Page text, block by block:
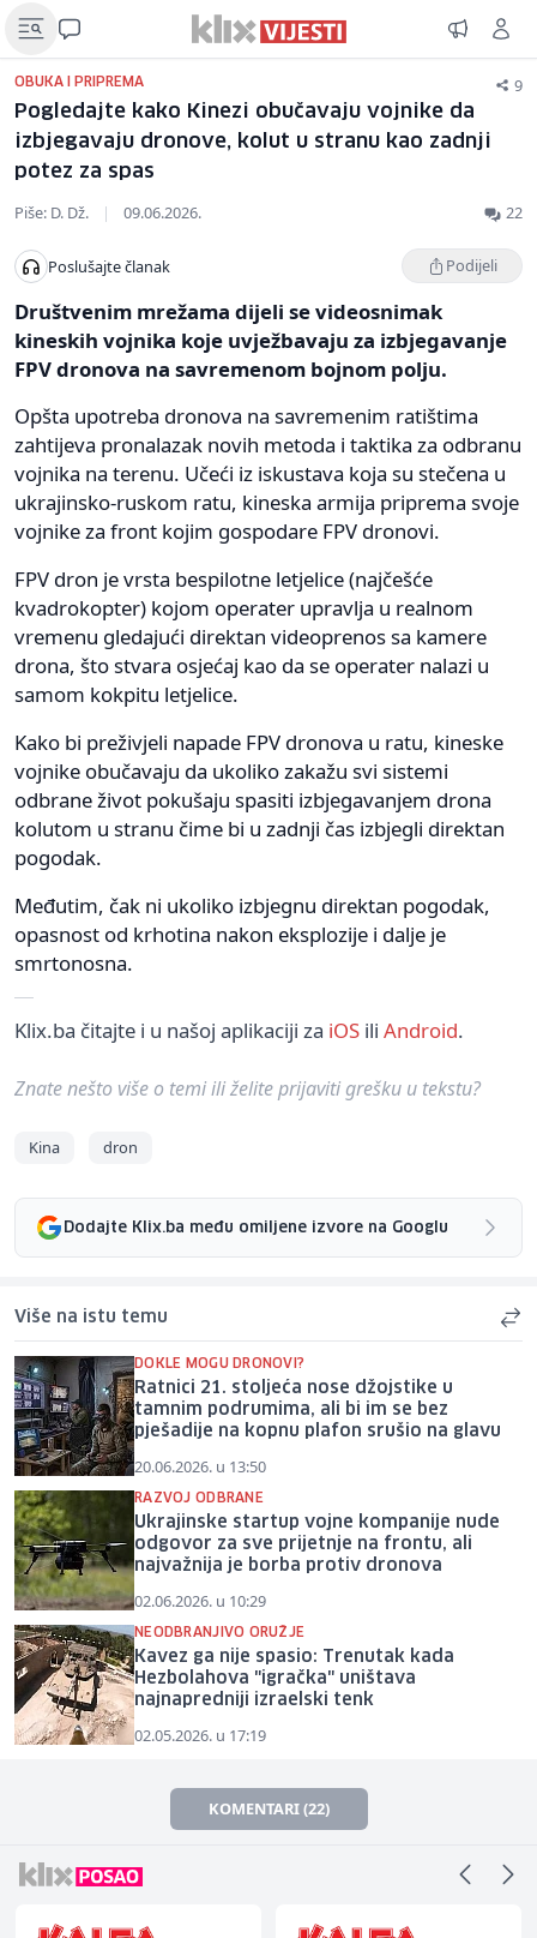
OBUKA I PRIPREMA 9
Pogledajte kako Kinezi obučavaju vojnike da
izbjegavaju dronove, kolut u stranu kao zadnji
potez za spas
Piše: D. Dž. | 09.06.2026. 22
Poslušajte članak Podijeli
Društvenim mrežama dijeli se videosnimak
kineskih vojnika koje uvježbavaju za izbjegavanje
FPV dronova na savremenom bojnom polju.
Opšta upotreba dronova na savremenim ratištima
zahtijeva pronalazak novih metoda i taktika za odbranu
vojnika na terenu. Učeći iz iskustava koja su stečena u
ukrajinsko-ruskom ratu, kineska armija priprema svoje
vojnike za front kojim gospodare FPV dronovi.
FPV dron je vrsta bespilotne letjelice (najčešće
kvadrokopter) kojom operater upravlja u realnom
vremenu gledajući direktan videoprenos sa kamere
drona, što stvara osjećaj kao da se operater nalazi u
samom kokpitu letjelice.
Kako bi preživjeli napade FPV dronova u ratu, kineske
vojnike obučavaju da ukoliko zakažu svi sistemi
odbrane život pokušaju spasiti izbjegavanjem drona
kolutom u stranu čime bi u zadnji čas izbjegli direktan
pogodak.
Međutim, čak ni ukoliko izbjegnu direktan pogodak,
opasnost od krhotina nakon eksplozije i dalje je
smrtonosna.
Klix.ba čitajte i u našoj aplikaciji za iOS ili Android.
Znate nešto više o temi ili želite prijaviti grešku u tekstu?
Kina dron
Dodajte Klix.ba među omiljene izvore na Googlu
Više na istu temu
DOKLE MOGU DRONOVI?
Ratnici 21. stoljeća nose džojstike u
tamnim podrumima, ali bi im se bez
pješadije na kopnu plafon srušio na glavu
20.06.2026. u 13:50
RAZVOJ ODBRANE
Ukrajinske startup vojne kompanije nude
odgovor za sve prijetnje na frontu, ali
najvažnija je borba protiv dronova
02.06.2026. u 10:29
NEODBRANJIVO ORUŽJE
Kavez ga nije spasio: Trenutak kada
Hezbolahova "igračka" uništava
najnapredniji izraelski tenk
02.05.2026. u 17:19
KOMENTARI (22)